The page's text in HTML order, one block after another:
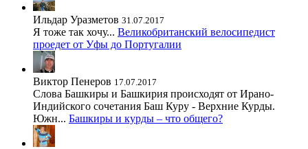
Ильдар Уразметов 31.07.2017
Я тоже так хочу... Великобританский велосипедист
проедет от Уфы до Португалии
Виктор Пенеров 17.07.2017
Слова Башкиры и Башкирия происходят от Ирано-
Индийского сочетания Баш Куру - Верхние Курды.
Южн... Башкиры и курды – что общего?